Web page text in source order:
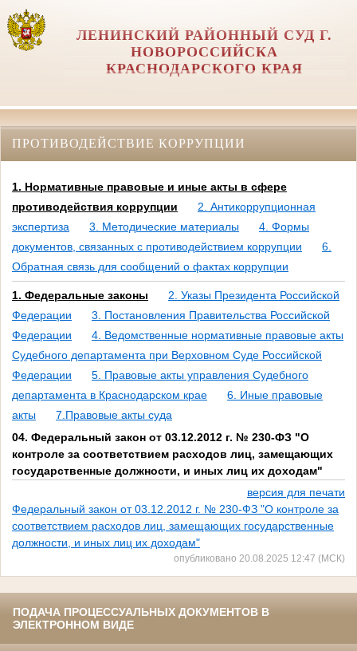
ЛЕНИНСКИЙ РАЙОННЫЙ СУД Г.
НОВОРОССИЙСКА
КРАСНОДАРСКОГО КРАЯ
ПРОТИВОДЕЙСТВИЕ КОРРУПЦИИ
1. Нормативные правовые и иные акты в сфере
противодействия коррупции
2. Антикоррупционная
экспертиза
3. Методические материалы
4. Формы
документов, связанных с противодействием коррупции
6.
Обратная связь для сообщений о фактах коррупции
1. Федеральные законы
2. Указы Президента Российской
Федерации
3. Постановления Правительства Российской
Федерации
4. Ведомственные нормативные правовые акты
Судебного департамента при Верховном Суде Российской
Федерации
5. Правовые акты управления Судебного
департамента в Краснодарском крае
6. Иные правовые
акты
7.Правовые акты суда
04. Федеральный закон от 03.12.2012 г. № 230-ФЗ "О
контроле за соответствием расходов лиц, замещающих
государственные должности, и иных лиц их доходам"
версия для печати
Федеральный закон от 03.12.2012 г. № 230-ФЗ "О контроле за
соответствием расходов лиц, замещающих государственные
должности, и иных лиц их доходам"
опубликовано 20.08.2025 12:47 (МСК)
ПОДАЧА ПРОЦЕССУАЛЬНЫХ ДОКУМЕНТОВ В
ЭЛЕКТРОННОМ ВИДЕ